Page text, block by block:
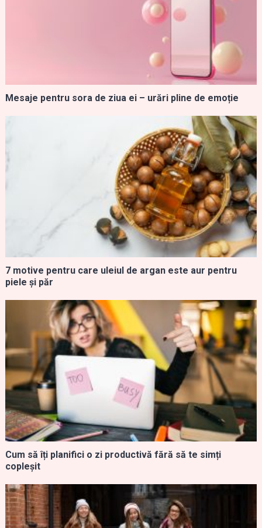
Mesaje pentru sora de ziua ei – urări pline de emoție
7 motive pentru care uleiul de argan este aur pentru
piele și păr
Cum să îți planifici o zi productivă fără să te simți
copleșit